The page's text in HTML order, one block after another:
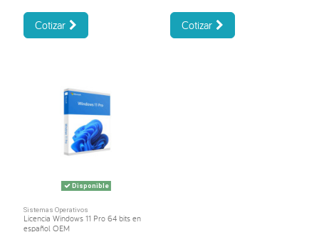
Cotizar Cotizar
Disponible
Sistemas Operativos
Licencia Windows 11 Pro 64 bits en
español OEM